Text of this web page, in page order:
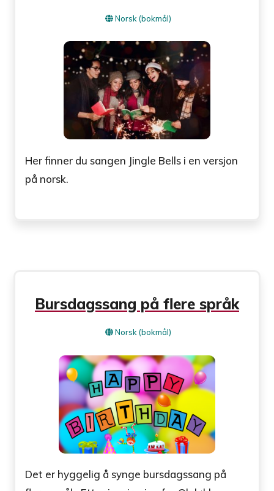
Norsk (bokmål)
Her finner du sangen Jingle Bells i en versjon
på norsk.
Bursdagssang på flere språk
Norsk (bokmål)
Det er hyggelig å synge bursdagssang på